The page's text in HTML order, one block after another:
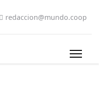
redaccion@mundo.coop